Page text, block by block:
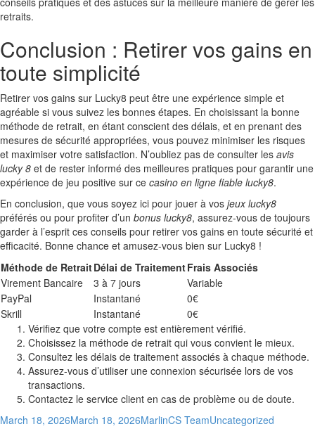
retraits.
Conclusion : Retirer vos gains en
toute simplicité
Retirer vos gains sur Lucky8 peut être une expérience simple et
agréable si vous suivez les bonnes étapes. En choisissant la bonne
méthode de retrait, en étant conscient des délais, et en prenant des
mesures de sécurité appropriées, vous pouvez minimiser les risques
et maximiser votre satisfaction. N’oubliez pas de consulter les avis
lucky 8 et de rester informé des meilleures pratiques pour garantir une
expérience de jeu positive sur ce casino en ligne fiable lucky8.
En conclusion, que vous soyez ici pour jouer à vos jeux lucky8
préférés ou pour profiter d’un bonus lucky8, assurez-vous de toujours
garder à l’esprit ces conseils pour retirer vos gains en toute sécurité et
efficacité. Bonne chance et amusez-vous bien sur Lucky8 !
Méthode de RetraitDélai de TraitementFrais Associés
Virement Bancaire
3 à 7 jours
Variable
PayPal
Instantané
0€
Skrill
Instantané
0€
Vérifiez que votre compte est entièrement vérifié.
Choisissez la méthode de retrait qui vous convient le mieux.
Consultez les délais de traitement associés à chaque méthode.
Assurez-vous d’utiliser une connexion sécurisée lors de vos
transactions.
Contactez le service client en cas de problème ou de doute.
Posted
March 18, 2026March 18, 2026Author
MarlinCS TeamCategories
Uncategorized